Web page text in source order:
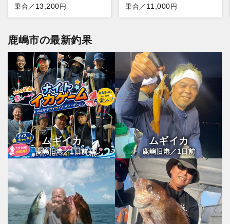
乗合／ 13,200円 乗合／ 11,000円
鹿嶋市の最新釣果
ムギイカ
鹿嶋旧港／1日前
ムギイカ
鹿嶋旧港／ 1日前